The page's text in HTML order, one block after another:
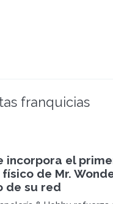
franquicias
incorpora el
de Mr.
de su red